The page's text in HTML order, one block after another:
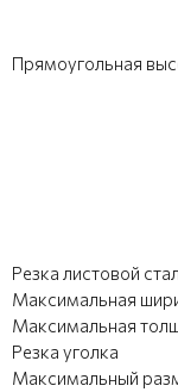
Прямоугольная
Резка листовой
Максимальная
Максимальная
Резка уголка
Максимальный